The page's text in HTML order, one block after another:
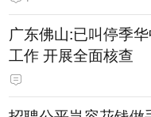
广东佛山:已叫停季
工作 开展全面核查